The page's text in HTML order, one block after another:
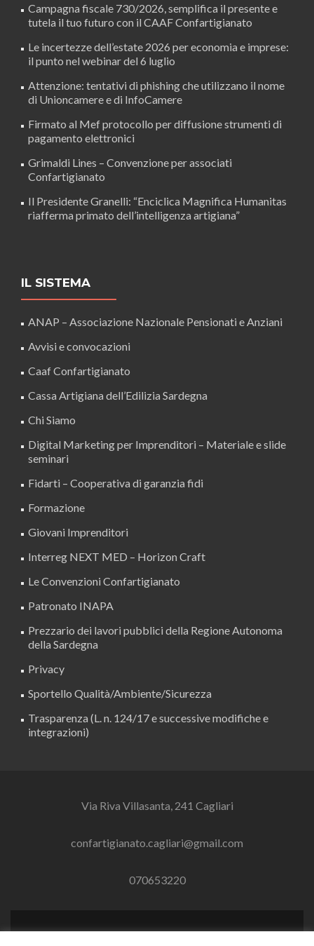
Campagna fiscale 730/2026, semplifica il presente e
tutela il tuo futuro con il CAAF Confartigianato
Le incertezze dell’estate 2026 per economia e imprese:
il punto nel webinar del 6 luglio
Attenzione: tentativi di phishing che utilizzano il nome
di Unioncamere e di InfoCamere
Firmato al Mef protocollo per diffusione strumenti di
pagamento elettronici
Grimaldi Lines – Convenzione per associati
Confartigianato
Il Presidente Granelli: “Enciclica Magnifica Humanitas
riafferma primato dell’intelligenza artigiana”
IL SISTEMA
ANAP – Associazione Nazionale Pensionati e Anziani
Avvisi e convocazioni
Caaf Confartigianato
Cassa Artigiana dell’Edilizia Sardegna
Chi Siamo
Digital Marketing per Imprenditori – Materiale e slide
seminari
Fidarti – Cooperativa di garanzia fidi
Formazione
Giovani Imprenditori
Interreg NEXT MED – Horizon Craft
Le Convenzioni Confartigianato
Patronato INAPA
Prezzario dei lavori pubblici della Regione Autonoma
della Sardegna
Privacy
Sportello Qualità/Ambiente/Sicurezza
Trasparenza (L. n. 124/17 e successive modifiche e
integrazioni)
Via Riva Villasanta, 241 Cagliari
confartigianato.cagliari@gmail.com
070653220